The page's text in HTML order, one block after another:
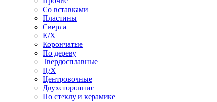
Со вставками
Пластины
Сверла
К/Х
Корончатые
По дереву
Твердосплавные
Ц/Х
Центровочные
Двухсторонние
По стеклу и керамике